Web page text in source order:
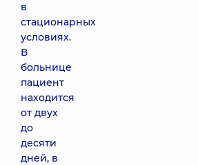
в
стационарных
условиях.
В
больнице
пациент
находится
от двух
до
десяти
дней, в